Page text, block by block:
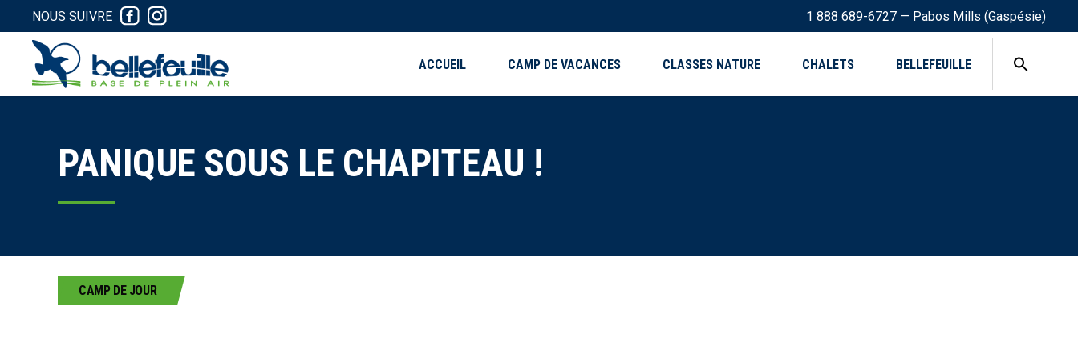
NOUS SUIVRE 1 888 689-6727 — Pabos Mills (Gaspésie)
ACCUEIL CAMP DE VACANCES CLASSES NATURE CHALETS BELLEFEUILLE
PANIQUE SOUS LE CHAPITEAU !
CAMP DE JOUR